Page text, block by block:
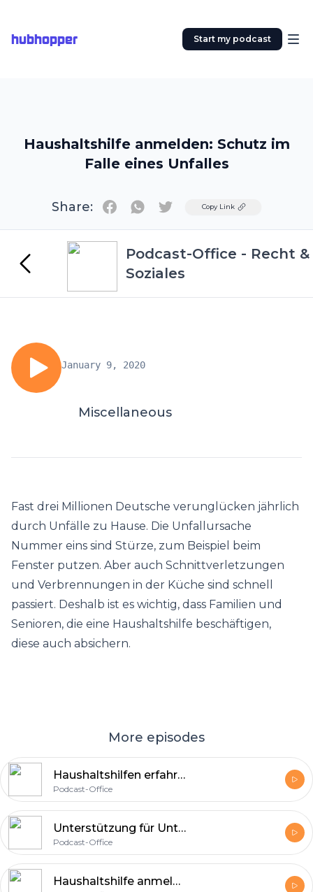
hubhopper Start my podcast
Haushaltshilfe anmelden: Schutz im
Falle eines Unfalles
Share: TwitterCopy Link
Podcast-Office - Recht &
Soziales
January 9, 2020
Miscellaneous
Fast drei Millionen Deutsche verunglücken jährlich
durch Unfälle zu Hause. Die Unfallursache
Nummer eins sind Stürze, zum Beispiel beim
Fenster putzen. Aber auch Schnittverletzungen
und Verbrennungen in der Küche sind schnell
passiert. Deshalb ist es wichtig, dass Familien und
Senioren, die eine Haushaltshilfe beschäftigen,
diese auch absichern.
More episodes
Haushaltshilfen erfahren hohe Wertschätzung
Podcast-Office
Unterstützung für Unternehmen und Organisationen mit gesellschaftlichem Nutzen
Podcast-Office
Haushaltshilfe anmelden: Schutz im Falle eines Unfalles